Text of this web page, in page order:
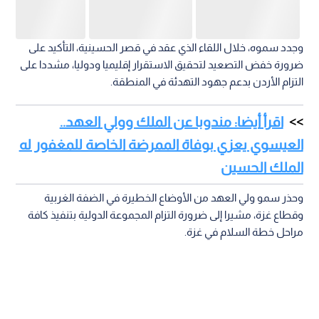
حضر اللقاء نائب رئيس الوزراء ووزير الخارجية وشؤون المغتربين
أيمن الصفدي، ومدير مكتب سمو ولي العهد الدكتور زيد البقاعين.